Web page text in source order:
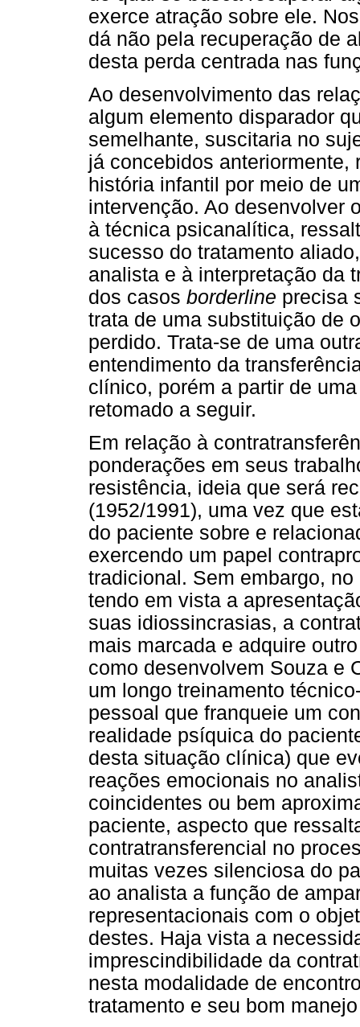
exerce atração sobre ele.
dá não pela recuperação de
desta perda centrada nas
Ao desenvolvimento das
algum elemento disparador
semelhante, suscitaria no
já concebidos anteriormente,
história infantil por meio de
intervenção. Ao desenvolver
à técnica psicanalítica,
sucesso do tratamento
analista e à interpretação da
dos casos borderline precisa
trata de uma substituição de
perdido. Trata-se de uma
entendimento da
clínico, porém a partir de
retomado a seguir.
Em relação à
ponderações em seus
resistência, ideia que será
(1952/1991), uma vez que
do paciente sobre e
exercendo um papel
tradicional. Sem embargo,
tendo em vista a
suas idiossincrasias, a
mais marcada e adquire
como desenvolvem Souza e
um longo treinamento
pessoal que franqueie um
realidade psíquica do
desta situação clínica) que
reações emocionais no
coincidentes ou bem
paciente, aspecto que
contratransferencial no
muitas vezes silenciosa do
ao analista a função de
representacionais com o
destes. Haja vista a
imprescindibilidade da
nesta modalidade de
tratamento e seu bom